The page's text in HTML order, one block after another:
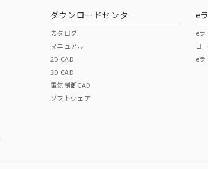
ダウンロードセンタ
カタログ
マニュアル
2D CAD
3D CAD
電気制御CAD
ソフトウェア
e
eラ
コ
eラ